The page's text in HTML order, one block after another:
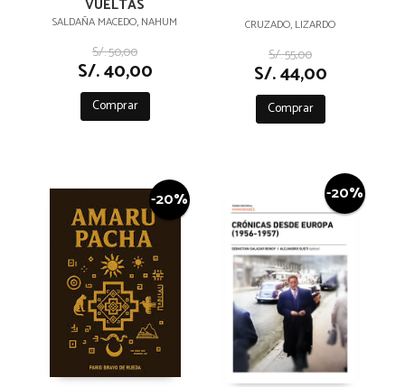
VUELTAS
SALDAÑA MACEDO, NAHUM
S/. 50,00
S/. 40,00
Comprar
CRUZADO, LIZARDO
S/. 55,00
S/. 44,00
Comprar
-20% -20%